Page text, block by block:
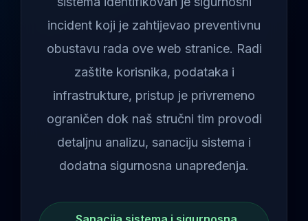
incident koji je zahtijevao preventivnu
obustavu rada ove web stranice. Radi
zaštite korisnika, podataka i
infrastrukture, pristup je privremeno
ograničen dok naš stručni tim provodi
detaljnu analizu, sanaciju sistema i
dodatna sigurnosna unapređenja.